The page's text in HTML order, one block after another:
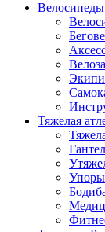
Велосипеды
Тяжелая